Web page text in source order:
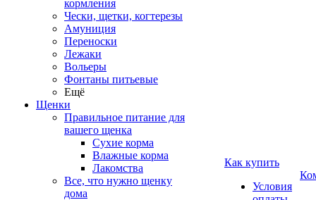
кормления
Чески, щетки, когтерезы
Амуниция
Переноски
Лежаки
Вольеры
Фонтаны питьевые
Ещё
Щенки
Правильное питание для
вашего щенка
Сухие корма
Влажные корма
Лакомства
Все, что нужно щенку
дома
Как купить
Условия